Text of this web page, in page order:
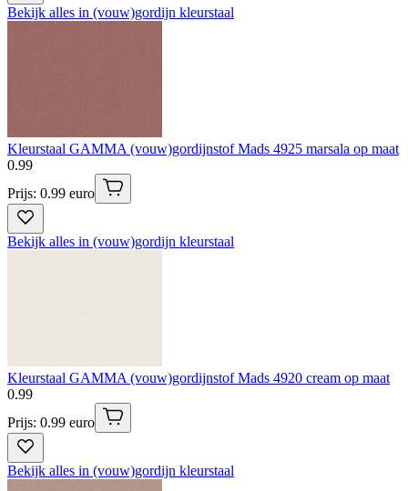
Bekijk alles in (vouw)gordijn kleurstaal
Kleurstaal GAMMA (vouw)gordijnstof Mads 4925 marsala op maat
0.99
Prijs: 0.99 euro
Bekijk alles in (vouw)gordijn kleurstaal
Kleurstaal GAMMA (vouw)gordijnstof Mads 4920 cream op maat
0.99
Prijs: 0.99 euro
Bekijk alles in (vouw)gordijn kleurstaal